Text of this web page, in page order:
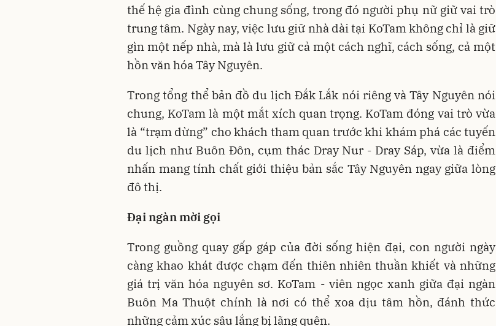
thế hệ gia đình cùng chung sống, trong đó người phụ nữ giữ vai trò
trung tâm. Ngày nay, việc lưu giữ nhà dài tại KoTam không chỉ là giữ
gìn một nếp nhà, mà là lưu giữ cả một cách nghĩ, cách sống, cả một
hồn văn hóa Tây Nguyên.
Trong tổng thể bản đồ du lịch Đắk Lắk nói riêng và Tây Nguyên nói
chung, KoTam là một mắt xích quan trọng. KoTam đóng vai trò vừa
là “trạm dừng” cho khách tham quan trước khi khám phá các tuyến
du lịch như Buôn Đôn, cụm thác Dray Nur - Dray Sáp, vừa là điểm
nhấn mang tính chất giới thiệu bản sắc Tây Nguyên ngay giữa lòng
đô thị.
Đại ngàn mời gọi
Trong guồng quay gấp gáp của đời sống hiện đại, con người ngày
càng khao khát được chạm đến thiên nhiên thuần khiết và những
giá trị văn hóa nguyên sơ. KoTam - viên ngọc xanh giữa đại ngàn
Buôn Ma Thuột chính là nơi có thể xoa dịu tâm hồn, đánh thức
những cảm xúc sâu lắng bị lãng quên.